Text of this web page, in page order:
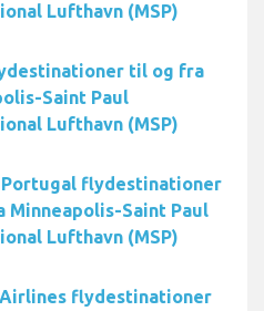
Lufthavn (MSP)
til og fra
Saint Paul
Lufthavn (MSP)
Portugal flydestinationer
Minneapolis-Saint Paul
Lufthavn (MSP)
flydestinationer